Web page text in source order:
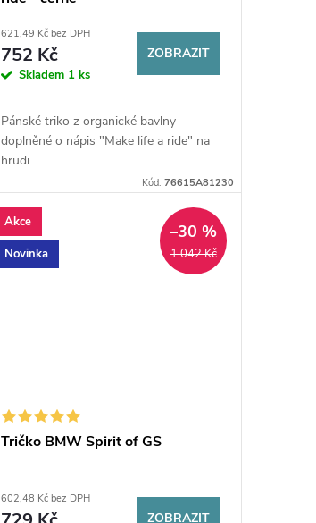
621,49 Kč bez DPH
752 Kč
Skladem 1 ks
ZOBRAZIT
Pánské triko z organické bavlny
doplněné o nápis "Make life a ride" na
hrudi.
Kód: 76615A81230
Akce
Novinka
1 042 Kč
–30 %
Tričko BMW Spirit of GS
602,48 Kč bez DPH
ZOBRAZIT